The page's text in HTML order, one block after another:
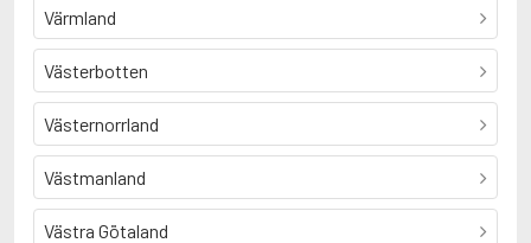
Värmland
Västerbotten
Västernorrland
Västmanland
Västra Götaland